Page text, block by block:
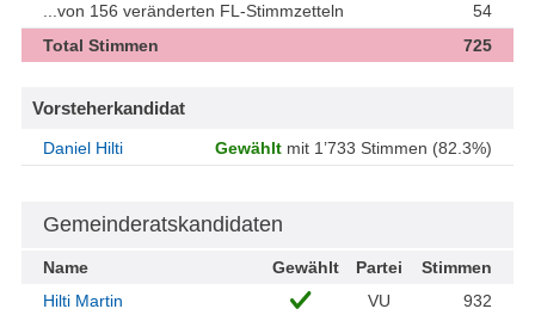
...von 156 veränderten FL-Stimmzetteln
54
Total Stimmen
725
Vorsteherkandidat
Daniel Hilti Gewählt mit 1’733 Stimmen (82.3%)
Gemeinderatskandidaten
Name Gewählt Partei
Stimmen
Hilti Martin
VU 932